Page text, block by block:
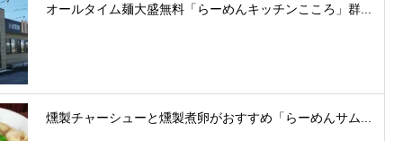
オールタイム麺大盛無料「らーめんキッチンこころ」群...
燻製チャーシューと燻製煮卵がおすすめ「らーめんサム...